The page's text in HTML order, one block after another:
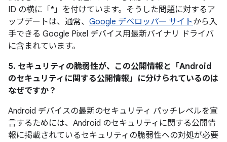
ID の横に「*」を付けています。そうした問題に対するア
ップデートは、通常、 Google デベロッパー サイトから入
手できる Google Pixel デバイス用最新バイナリ ドライバ
に含まれています。
5. セキュリティの脆弱性が、この公開情報と「Android
のセキュリティに関する公開情報」に分けられているのは
なぜですか？
Android デバイスの最新のセキュリティ パッチレベルを宣
言するためには、Android のセキュリティに関する公開情
報に掲載されているセキュリティの脆弱性への対処が必要